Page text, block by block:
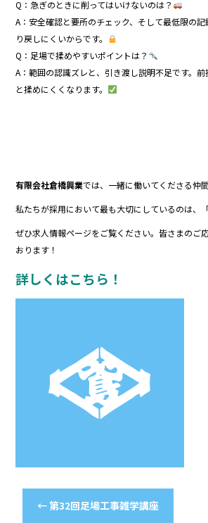
Q：急ぎのときに削ってはいけないのは？
A：安全確認と要所のチェック、そして最低限の
り戻しにくいからです。
Q：足場で揉めやすいポイントは？
A：範囲の認識ズレと、引き渡し説明不足です。
と揉めにくくなります。
有限会社倉橋興業では、一緒に働いてくださる仲
私たちが採用において最も大切にしているのは、「
ぜひ求人情報ページをご覧ください。皆さまのご
おります！
詳しくはこちら！
←第32回足場工事雑学講座